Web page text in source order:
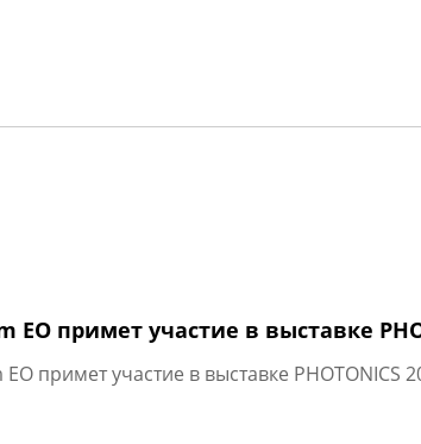
EO примет участие в выставке
EO примет участие в выставке PHOTONICS